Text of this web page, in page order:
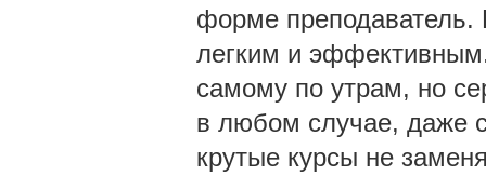
форме преподаватель.
легким и
самому по утрам, но
в любом случае, даже
крутые курсы не